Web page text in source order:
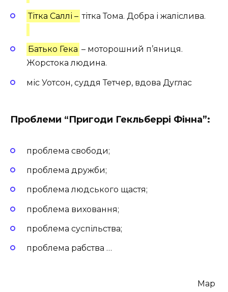
Тітка Саллі – тітка Тома. Добра і жаліслива.
Батько Гека – моторошний п’яниця.
Жорстока людина.
міс Уотсон, суддя Тетчер, вдова Дуглас
Проблеми “Пригоди Гекльберрі Фінна”:
проблема свободи;
проблема дружби;
проблема людського щастя;
проблема виховання;
проблема суспільства;
проблема рабства …
Мар